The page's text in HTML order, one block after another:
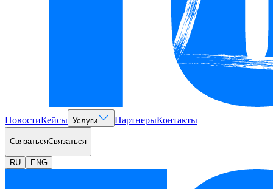
НовостиКейсы Услуги ПартнерыКонтакты
СвязатьсяСвязаться
RU ENG